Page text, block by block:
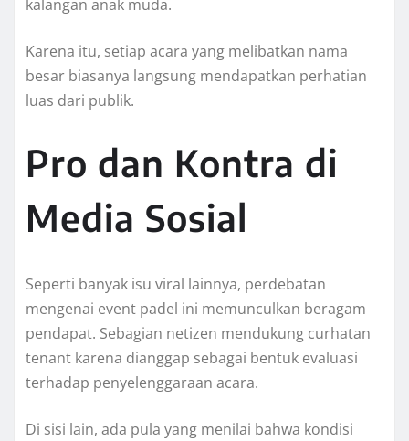
kalangan anak muda.
Karena itu, setiap acara yang melibatkan nama
besar biasanya langsung mendapatkan perhatian
luas dari publik.
Pro dan Kontra di
Media Sosial
Seperti banyak isu viral lainnya, perdebatan
mengenai event padel ini memunculkan beragam
pendapat. Sebagian netizen mendukung curhatan
tenant karena dianggap sebagai bentuk evaluasi
terhadap penyelenggaraan acara.
Di sisi lain, ada pula yang menilai bahwa kondisi